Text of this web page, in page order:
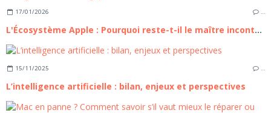
17/01/2026 …
L'Écosystème Apple : Pourquoi reste-t-il le maître incontesté de l'intégration technologique ?
15/11/2025 …
L’intelligence artificielle : bilan, enjeux et perspectives